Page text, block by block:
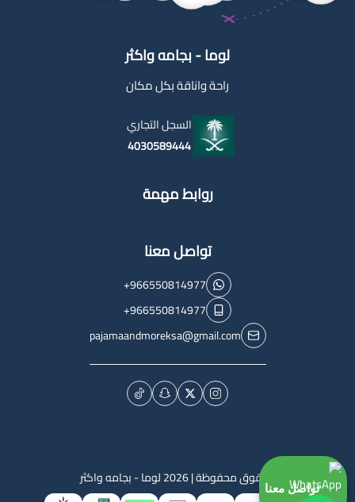
لوما - بجامه واكثر
راحة واناقة بكل مكان
السجل التجاري
4030589444
روابط مهمة
تواصل معنا
+966550814977
+966550814977
pajamaandmoreksa@gmail.com
الحقوق محفوظة | 2026 لوما - بجامه واكثر
تواصل معنا